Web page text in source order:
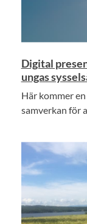
Digital
ungas
Här kommer
samverkan för